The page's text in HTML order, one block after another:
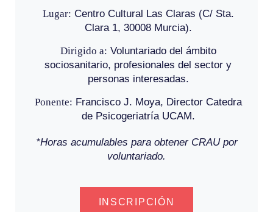
Lugar: Centro Cultural Las Claras (C/ Sta.
Clara 1, 30008 Murcia).
Dirigido a: Voluntariado del ámbito
sociosanitario, profesionales del sector y
personas interesadas.
Ponente: Francisco J. Moya, Director Catedra
de Psicogeriatría UCAM.
*Horas acumulables para obtener CRAU por
voluntariado.
INSCRIPCIÓN